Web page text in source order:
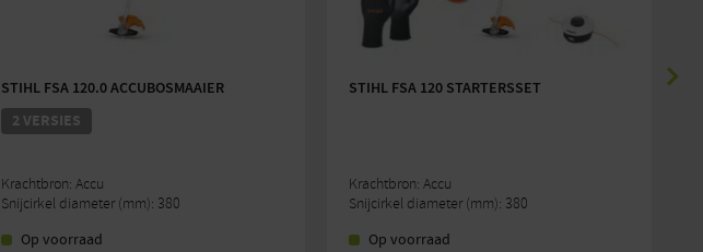
STIHL FSA 120.0 ACCUBOSMAAIER
2 VERSIES
Krachtbron: Accu
Snijcirkel diameter (mm): 380
Op voorraad
STIHL FSA 120 STARTERSSET
Krachtbron: Accu
Snijcirkel diameter (mm): 380
Op voorraad